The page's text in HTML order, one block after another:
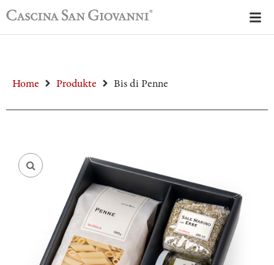
Home Produkte Bis di Penne